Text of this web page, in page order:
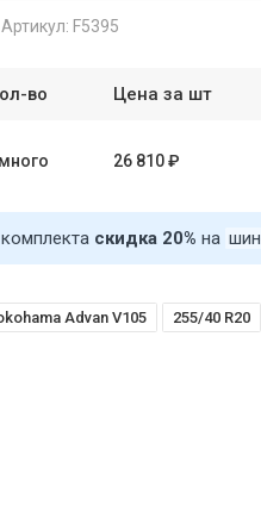
Артикул: F5395
во Цена за шт
много 26 810 ₽
скидка 20% на
Advan V105 255/40 R20